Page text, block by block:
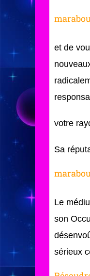
et de
votre
Sa
Le
son
sérieux